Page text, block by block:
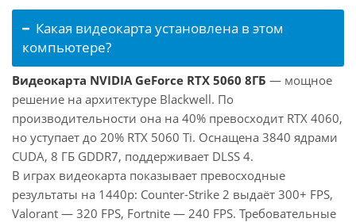
Какая видеокарта установлена в этом
компьютере?
Видеокарта NVIDIA GeForce RTX 5060 8ГБ — мощное
решение на архитектуре Blackwell. По
производительности она на 40% превосходит RTX 4060,
но уступает до 20% RTX 5060 Ti. Оснащена 3840 ядрами
CUDA, 8 ГБ GDDR7, поддерживает DLSS 4.
В играх видеокарта показывает превосходные
результаты на 1440p: Counter-Strike 2 выдаёт 300+ FPS,
Valorant — 320 FPS, Fortnite — 240 FPS. Требовательные